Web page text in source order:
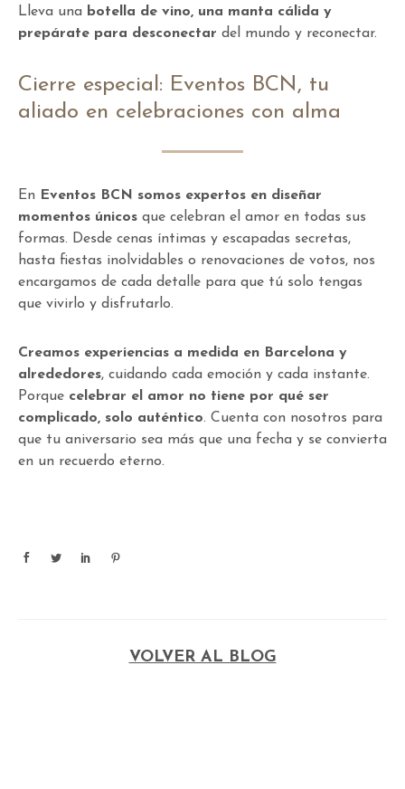
Lleva una botella de vino, una manta cálida y
prepárate para desconectar del mundo y reconectar.
Cierre especial: Eventos BCN, tu
aliado en celebraciones con alma
En Eventos BCN somos expertos en diseñar
momentos únicos que celebran el amor en todas sus
formas. Desde cenas íntimas y escapadas secretas,
hasta fiestas inolvidables o renovaciones de votos, nos
encargamos de cada detalle para que tú solo tengas
que vivirlo y disfrutarlo.
Creamos experiencias a medida en Barcelona y
alrededores, cuidando cada emoción y cada instante.
Porque celebrar el amor no tiene por qué ser
complicado, solo auténtico. Cuenta con nosotros para
que tu aniversario sea más que una fecha y se convierta
en un recuerdo eterno.
VOLVER AL BLOG